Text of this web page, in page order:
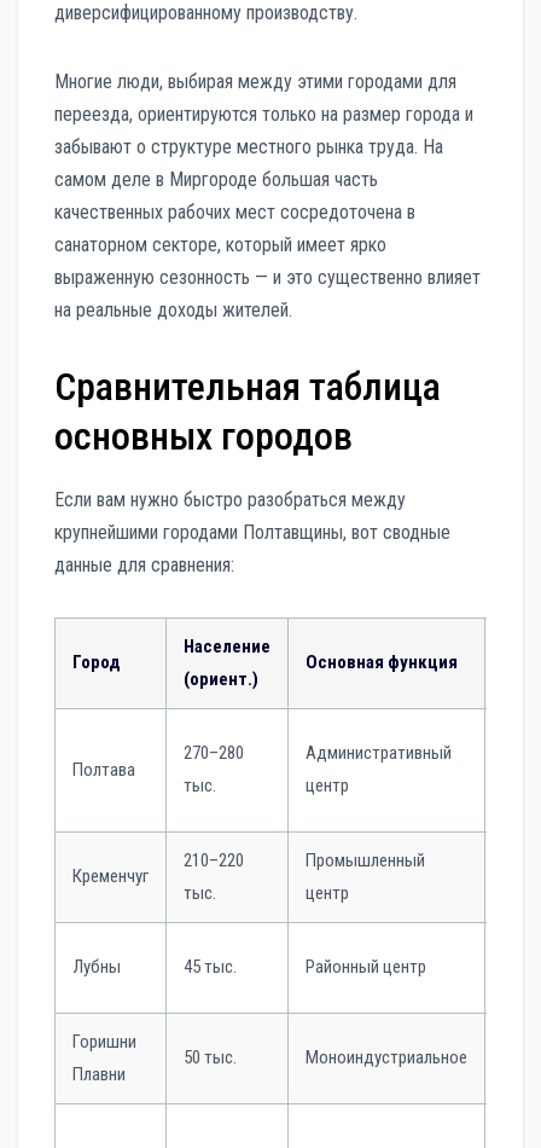
диверсифицированному производству.
Многие люди, выбирая между этими городами для
переезда, ориентируются только на размер города и
забывают о структуре местного рынка труда. На
самом деле в Миргороде большая часть
качественных рабочих мест сосредоточена в
санаторном секторе, который имеет ярко
выраженную сезонность — и это существенно влияет
на реальные доходы жителей.
Сравнительная таблица
основных городов
Если вам нужно быстро разобраться между
крупнейшими городами Полтавщины, вот сводные
данные для сравнения:
Город
Население
(ориент.)
Основная функция
Полтава
270–280
тыс.
Административный
центр
Кременчуг
210–220
тыс.
Промышленный
центр
Лубны 45 тыс. Районный центр
Горишни
Плавни
50 тыс. Моноиндустриальное